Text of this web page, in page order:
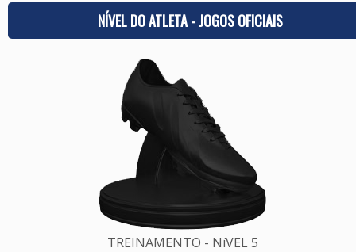
NÍVEL DO ATLETA - JOGOS OFICIAIS
TREINAMENTO - NíVEL 5